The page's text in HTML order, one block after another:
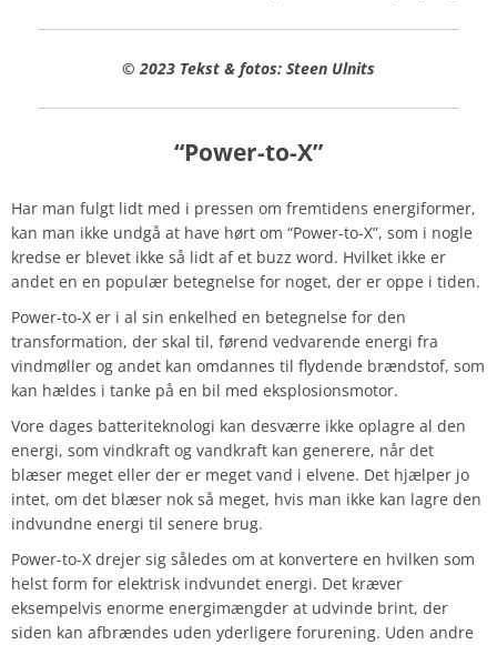
© 2023 Tekst & fotos: Steen Ulnits
“Power-to-X”
Har man fulgt lidt med i pressen om fremtidens energiformer,
kan man ikke undgå at have hørt om “Power-to-X”, som i nogle
kredse er blevet ikke så lidt af et buzz word. Hvilket ikke er
andet en en populær betegnelse for noget, der er oppe i tiden.
Power-to-X er i al sin enkelhed en betegnelse for den
transformation, der skal til, førend vedvarende energi fra
vindmøller og andet kan omdannes til flydende brændstof, som
kan hældes i tanke på en bil med eksplosionsmotor.
Vore dages batteriteknologi kan desværre ikke oplagre al den
energi, som vindkraft og vandkraft kan generere, når det
blæser meget eller der er meget vand i elvene. Det hjælper jo
intet, om det blæser nok så meget, hvis man ikke kan lagre den
indvundne energi til senere brug.
Power-to-X drejer sig således om at konvertere en hvilken som
helst form for elektrisk indvundet energi. Det kræver
eksempelvis enorme energimængder at udvinde brint, der
siden kan afbrændes uden yderligere forurening. Uden andre